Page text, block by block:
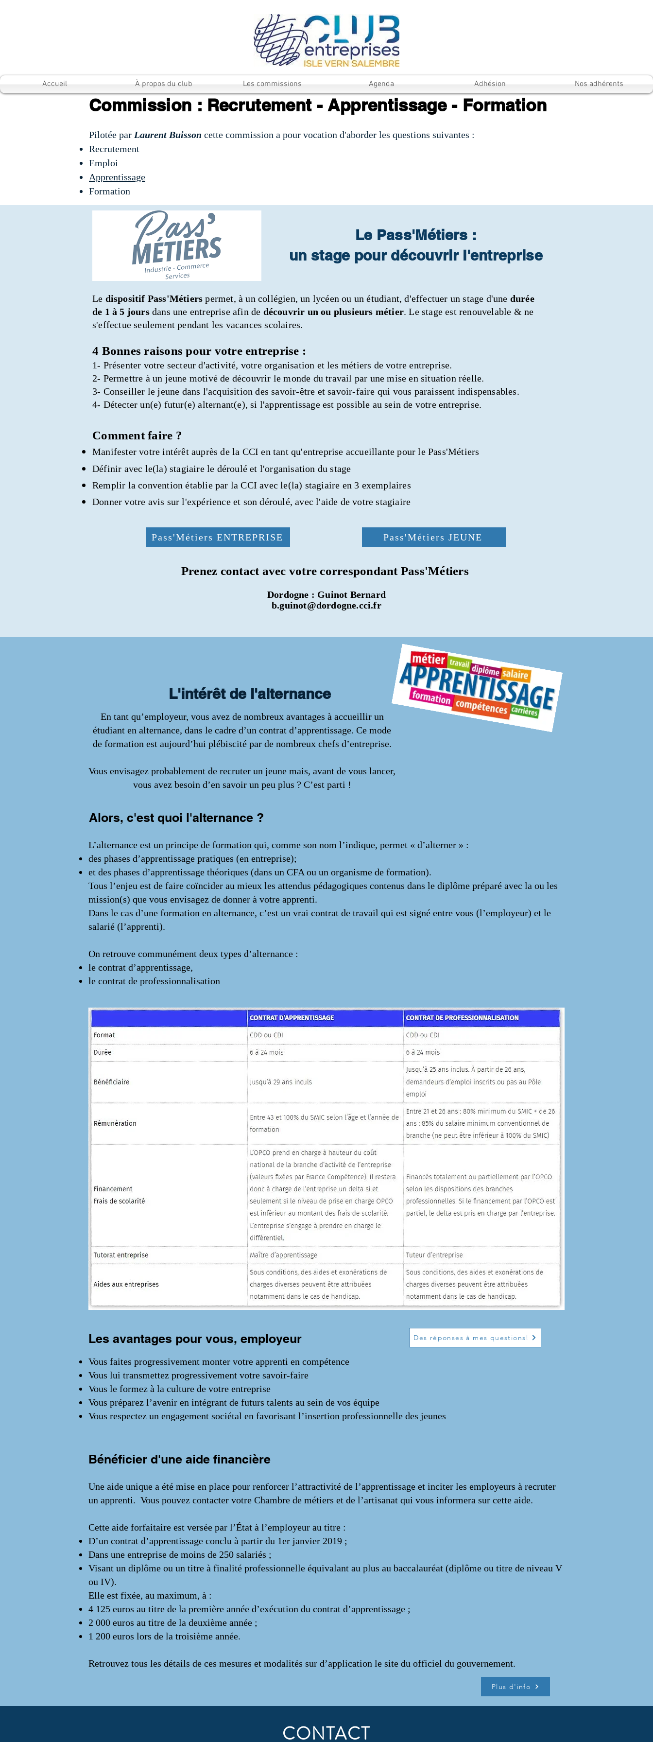
Accueil À propos du club Les commissions Agenda Adhésion Nos adhérents
Commission : Recrutement - Apprentissage - Formation
Pilotée par Laurent Buisson cette commission a pour vocation d'aborder les questions suivantes :
Recrutement
Emploi
Apprentissage
Formation
Le Pass'Métiers :
un stage pour découvrir l'entreprise
Le dispositif Pass'Métiers permet, à un collégien, un lycéen ou un étudiant, d'effectuer un stage d'une durée
de 1 à 5 joursdans une entreprise afin de découvrir un ou plusieurs métier. Le stage est renouvelable & ne
s'effectue seulement pendant les vacances scolaires.
4 Bonnes raisons pour votre entreprise :
1- Présenter votre secteur d'activité, votre organisation et les métiers de votre entreprise.
2- Permettre à un jeune motivé de découvrir le monde du travail par une mise en situation réelle.
3- Conseiller le jeune dans l'acquisition des savoir-être et savoir-faire qui vous paraissent indispensables.
4- Détecter un(e) futur(e) alternant(e), si l'apprentissage est possible au sein de votre entreprise.
Comment faire ?
Manifester votre intérêt auprès de la CCI en tant qu'entreprise accueillante pour le Pass'Métiers
Définir avec le(la) stagiaire le déroulé et l'organisation du stage
Remplir la convention établie par la CCI avec le(la) stagiaire en 3 exemplaires
Donner votre avis sur l'expérience et son déroulé, avec l'aide de votre stagiaire
Pass'Métiers ENTREPRISE Pass'Métiers JEUNE
Prenez contact avec votre correspondant Pass'Métiers
Dordogne : Guinot Bernard
b.guinot@dordogne.cci.fr
L'intérêt de l'alternance
En tant qu’employeur, vous avez de nombreux avantages à accueillir un
étudiant en alternance, dans le cadre d’un contrat d’apprentissage. Ce mode
de formation est aujourd’hui plébiscité par de nombreux chefs d’entreprise.
Vous envisagez probablement de recruter un jeune mais, avant de vous lancer,
vous avez besoin d’en savoir un peu plus ? C’est parti !
Alors, c'est quoi l'alternance ?
L’alternance est un principe de formation qui, comme son nom l’indique, permet « d’alterner » :
des phases d’apprentissage pratiques (en entreprise);
et des phases d’apprentissage théoriques (dans un CFA ou un organisme de formation).
Tous l’enjeu est de faire coïncider au mieux les attendus pédagogiques contenus dans le diplôme préparé avec la ou les
mission(s) que vous envisagez de donner à votre apprenti.
Dans le cas d’une formation en alternance, c’est un vrai contrat de travail qui est signé entre vous (l’employeur) et le
salarié (l’apprenti).
On retrouve communément deux types d’alternance :
le contrat d’apprentissage,
le contrat de professionnalisation
Les avantages pour vous, employeur Des réponses à mes questions!
Vous faites progressivement monter votre apprenti en compétence
Vous lui transmettez progressivement votre savoir-faire
Vous le formez à la culture de votre entreprise
Vous préparez l’avenir en intégrant de futurs talents au sein de vos équipe
Vous respectez un engagement sociétal en favorisant l’insertion professionnelle des jeunes
Bénéficier d'une aide financière
Une aide unique a été mise en place pour renforcer l’attractivité de l’apprentissage et inciter les employeurs à recruter
un apprenti. Vous pouvez contacter votre Chambre de métiers et de l’artisanat qui vous informera sur cette aide.
Cette aide forfaitaire est versée par l’État à l’employeur au titre :
D’un contrat d’apprentissage conclu à partir du 1er janvier 2019 ;
Dans une entreprise de moins de 250 salariés ;
Visant un diplôme ou un titre à finalité professionnelle équivalant au plus au baccalauréat (diplôme ou titre de niveau V
ou IV).
Elle est fixée, au maximum, à :
4 125 euros au titre de la première année d’exécution du contrat d’apprentissage ;
2 000 euros au titre de la deuxième année ;
1 200 euros lors de la troisième année.
Retrouvez tous les détails de ces mesures et modalités sur d’application le site du officiel du gouvernement.
Plus d'info
CONTACT